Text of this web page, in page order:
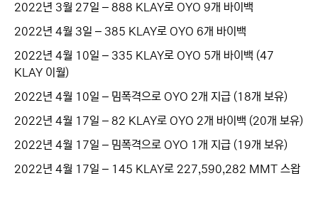
2022년 3월 27일 – 888 KLAY로 OYO 9개 바이백
2022년 4월 3일 – 385 KLAY로 OYO 6개 바이백
2022년 4월 10일 – 335 KLAY로 OYO 5개 바이백 (47
KLAY 이월)
2022년 4월 10일 – 밈폭격으로 OYO 2개 지급 (18개 보유)
2022년 4월 17일 – 82 KLAY로 OYO 2개 바이백 (20개 보유)
2022년 4월 17일 – 밈폭격으로 OYO 1개 지급 (19개 보유)
2022년 4월 17일 – 145 KLAY로 227,590,282 MMT 스왑